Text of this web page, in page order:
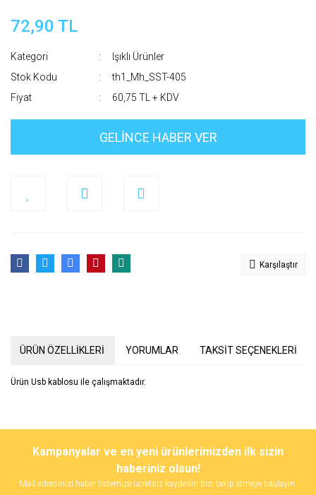
72,90 TL
Kategori
Işıklı Ürünler
Stok Kodu
th1_Mh_SST-405
Fiyat
60,75 TL + KDV
GELİNCE HABER VER
Karşılaştır
ÜRÜN ÖZELLİKLERİ YORUMLAR TAKSİT SEÇENEKLERİ
Ürün Usb kablosu ile çalışmaktadır.
Bu ürüne ilk yorumu siz yapın!
Yorum Yaz
tarafımıza iletebilirsiniz.
Görüş ve önerileriniz için teşekkür ederiz.
Kampanyalar ve en yeni ürünlerimizden ilk sizin
haberiniz olsun!
Mail adresinizi haber listemize ücretsiz kaydedin bizi takip etmeye başlayın.